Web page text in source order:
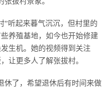
”听起来暮气沉沉，但村里的
养殖基地，如今也开始修建
生机。她的视频得到关注
让更多人了解张拔村。
休了，希望退休后有时间来做